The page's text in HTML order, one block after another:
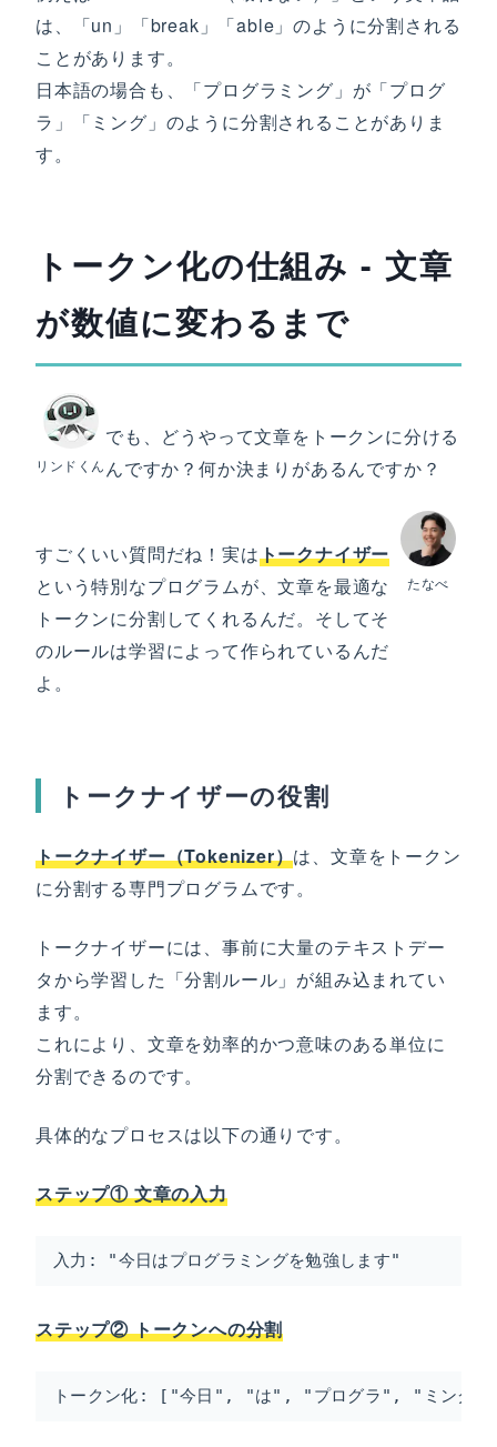
は、「un」「break」「able」のように分割される
ことがあります。
日本語の場合も、「プログラミング」が「プログ
ラ」「ミング」のように分割されることがありま
す。
トークン化の仕組み - 文章
が数値に変わるまで
リンドくん
でも、どうやって文章をトークンに分ける
んですか？何か決まりがあるんですか？
たなべ
すごくいい質問だね！実はトークナイザー
という特別なプログラムが、文章を最適な
トークンに分割してくれるんだ。そしてそ
のルールは学習によって作られているんだ
よ。
トークナイザーの役割
トークナイザー（Tokenizer）は、文章をトークン
に分割する専門プログラムです。
トークナイザーには、事前に大量のテキストデー
タから学習した「分割ルール」が組み込まれてい
ます。
これにより、文章を効率的かつ意味のある単位に
分割できるのです。
具体的なプロセスは以下の通りです。
ステップ① 文章の入力
入力: "今日はプログラミングを勉強します"
ステップ② トークンへの分割
トークン化: ["今日", "は", "プログラ", "ミン